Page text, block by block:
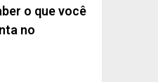
o que você
no